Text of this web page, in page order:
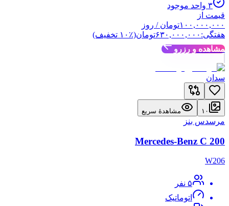
۳ واحد موجود
قیمت از
۱۰۰,۰۰۰,۰۰۰تومان / روز
هفتگی: ۶۳۰,۰۰۰,۰۰۰تومان(٪ ۱۰ تخفیف)
مشاهده و رزرو
سدان
۱۰ مشاهدهٔ سریع
مرسدس بنز
Mercedes-Benz C 200
W206
۵ نفر
اتوماتیک